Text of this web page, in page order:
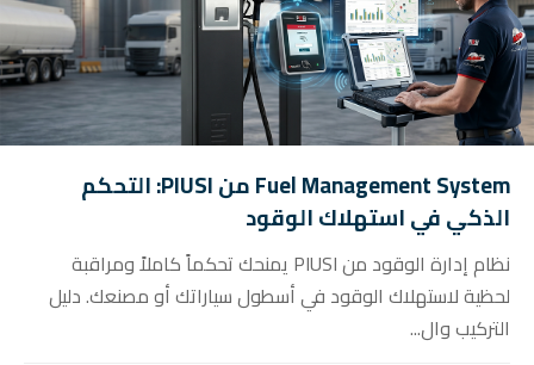
Fuel Management System من PIUSI: التحكم
الذكي في استهلاك الوقود
نظام إدارة الوقود من PIUSI يمنحك تحكماً كاملاً ومراقبة
لحظية لاستهلاك الوقود في أسطول سياراتك أو مصنعك. دليل
التركيب وال...